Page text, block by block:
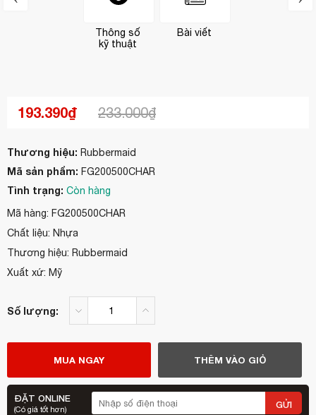
Thông số
kỹ thuật
Bài viết
193.390₫ 233.000₫
Thương hiệu: Rubbermaid
Mã sản phẩm: FG200500CHAR
Tình trạng: Còn hàng
Mã hàng: FG200500CHAR
Chất liệu: Nhựa
Thương hiệu: Rubbermaid
Xuất xứ: Mỹ
Số lượng:
MUA NGAY THÊM VÀO GIỎ
ĐẶT ONLINE
(Có giá tốt hơn) GỬI